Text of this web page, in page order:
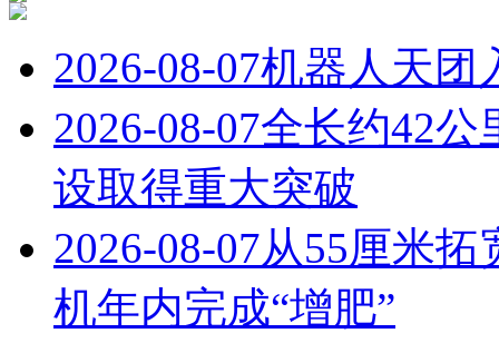
2026-08-07机器人天团
2026-08-07全长约42公
设取得重大突破
2026-08-07从55厘米拓
机年内完成“增肥”